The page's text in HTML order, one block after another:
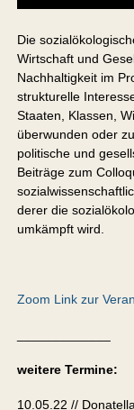
Die
Wirtschaft und
Nachhaltigkeit im
strukturelle
Staaten, Klassen,
überwunden oder
politische und
Beiträge zum
derer die
umkämpft wird.
Zoom Link zur
weitere Termine:
10.05.22 //